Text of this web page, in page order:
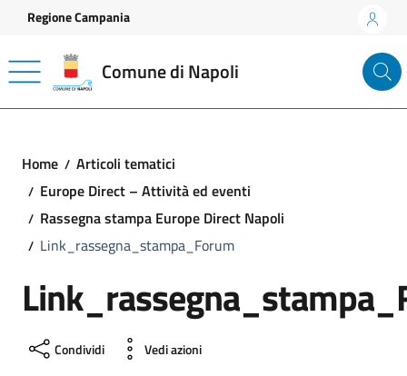
Vai ai contenuti
Vai al footer
Regione Campania
Comune di Napoli
Home
Articoli tematici
Europe Direct – Attività ed eventi
Rassegna stampa Europe Direct Napoli
Link_rassegna_stampa_Forum
Condividi Vedi azioni